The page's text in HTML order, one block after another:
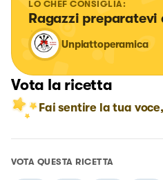
LO CHEF CONSIGLIA:
Ragazzi preparatevi
Unpiattoperamica
Vota la ricetta
Fai sentire la tua
VOTA QUESTA RICETTA